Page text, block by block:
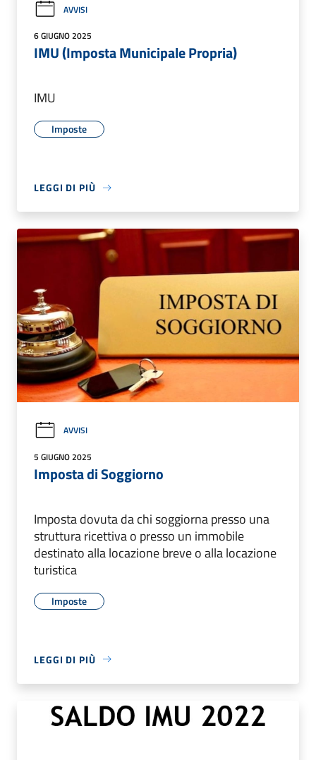
AVVISI
6 GIUGNO 2025
IMU (Imposta Municipale Propria)
IMU
Imposte
LEGGI DI PIÙ
AVVISI
5 GIUGNO 2025
Imposta di Soggiorno
Imposta dovuta da chi soggiorna presso una
struttura ricettiva o presso un immobile
destinato alla locazione breve o alla locazione
turistica
Imposte
LEGGI DI PIÙ